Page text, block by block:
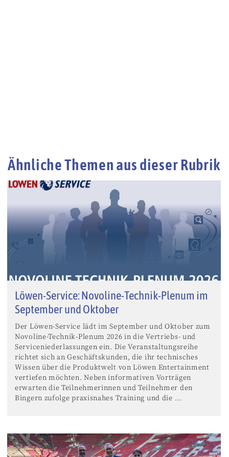
Ähnliche Themen aus dieser Rubrik
Löwen-Service: Novoline-Technik-Plenum im
September und Oktober
Der Löwen-Service lädt im September und Oktober zum
Novoline-Technik-Plenum 2026 in die Vertriebs- und
Serviceniederlassungen ein. Die Veranstaltungsreihe
richtet sich an Geschäftskunden, die ihr technisches
Wissen über die Produktwelt von Löwen Entertainment
vertiefen möchten. Neben informativen Vorträgen
erwarten die Teilnehmerinnen und Teilnehmer den
Bingern zufolge praxisnahes Training und die ...